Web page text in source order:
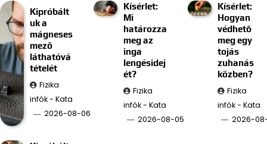
Kipróbált
uk a
mágneses
mező
láthatóvá
tételét
Fizika
infók - Kata
2026-08-06
Kísérlet:
Mi
határozza
meg az
inga
lengésidej
ét?
Fizika
infók - Kata
2026-08-05
Kísérlet:
Hogyan
védhető
meg egy
tojás
zuhanás
közben?
Fizika
infók - Kata
2026-